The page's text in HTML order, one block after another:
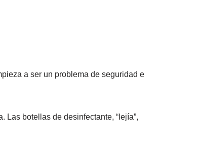
a ser un problema de seguridad e
botellas de desinfectante, “lejía”,